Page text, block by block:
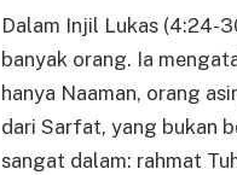
Dalam Injil Lukas (4:24-
banyak orang. Ia
hanya Naaman, orang
dari Sarfat, yang bukan
sangat dalam: rahmat